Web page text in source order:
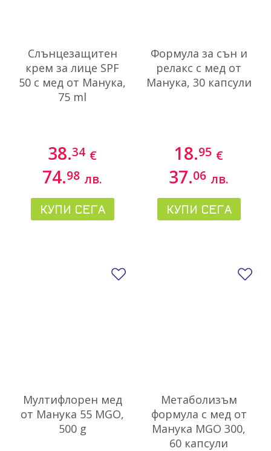
Слънцезащитен
крем за лице SPF
50 с мед от Манука,
75 ml
38.34 €
74.98 лв.
КУПИ СЕГА
Формула за сън и
релакс с мед от
Манука, 30 капсули
18.95 €
37.06 лв.
КУПИ СЕГА
Мултифлорен мед
от Манука 55 MGO,
500 g
Метаболизъм
формула с мед от
Манука MGO 300,
60 капсули